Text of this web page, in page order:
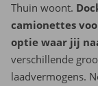
Thuin woont.
camionettes
optie waar jij
verschillende
laadvermogens.